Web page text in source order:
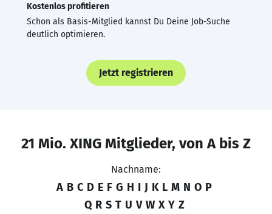
Kostenlos profitieren
Schon als Basis-Mitglied kannst Du Deine Job-Suche
deutlich optimieren.
Jetzt registrieren
21 Mio. XING Mitglieder, von A bis Z
Nachname:
A B C D E F G H I J K L M N O P
Q R S T U V W X Y Z